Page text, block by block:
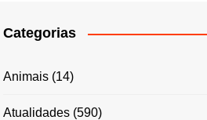
Categorias
Animais(14)
Atualidades(590)